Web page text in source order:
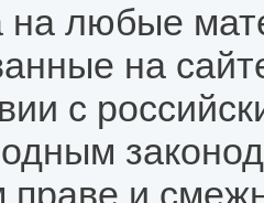
на любые
на
с
праве и